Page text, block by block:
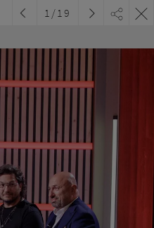
1 /19